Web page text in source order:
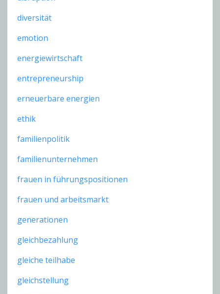
diversität
emotion
energiewirtschaft
entrepreneurship
erneuerbare energien
ethik
familienpolitik
familienunternehmen
frauen in führungspositionen
frauen und arbeitsmarkt
generationen
gleichbezahlung
gleiche teilhabe
gleichstellung